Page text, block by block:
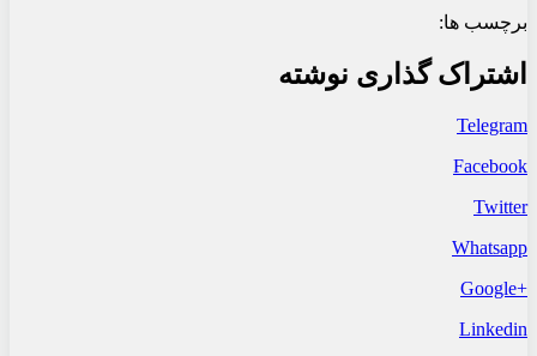
برچسب ها:
اشتراک گذاری نوشته
Telegram
Facebook
Twitter
Whatsapp
+Google
Linkedin